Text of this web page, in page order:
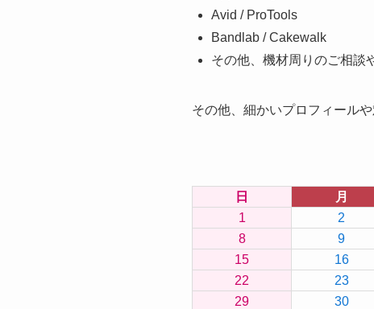
Avid / ProTools
Bandlab / Cakewalk
その他、機材周りのご相談
その他、細かいプロフィール
日 月
1
2
8
9
15
16
22
23
29
30